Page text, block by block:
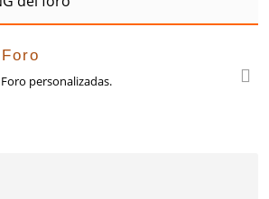
personalizadas.